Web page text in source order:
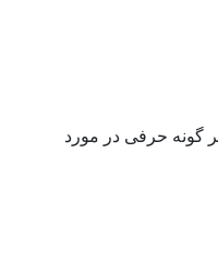
گونه حرفی در مورد